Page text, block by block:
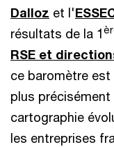
Dalloz et l'
résultats de la 1
RSE et
ce baromètre
plus
cartographie
les entreprises